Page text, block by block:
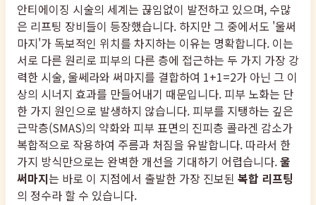
안티에이징 시술의 세계는 끊임없이 발전하고 있으며, 수많
은 리프팅 장비들이 등장했습니다. 하지만 그 중에서도 '울써
마지'가 독보적인 위치를 차지하는 이유는 명확합니다. 이는
서로 다른 원리로 피부의 다른 층에 접근하는 두 가지 가장 강
력한 시술, 울쎄라와 써마지를 결합하여 1+1=2가 아닌 그 이
상의 시너지 효과를 만들어내기 때문입니다. 피부 노화는 단
한 가지 원인으로 발생하지 않습니다. 피부를 지탱하는 깊은
근막층(SMAS)의 약화와 피부 표면의 진피층 콜라겐 감소가
복합적으로 작용하여 주름과 처짐을 유발합니다. 따라서 한
가지 방식만으로는 완벽한 개선을 기대하기 어렵습니다.울
써마지는 바로 이 지점에서 출발한 가장 진보된 복합 리프팅
의 정수라 할 수 있습니다.